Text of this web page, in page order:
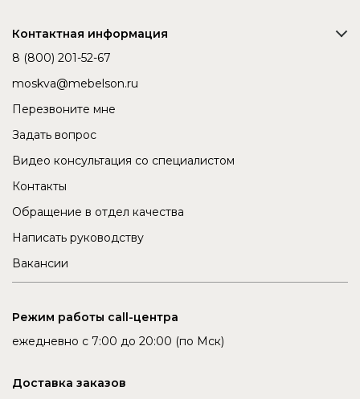
Контактная информация
8 (800) 201-52-67
moskva@mebelson.ru
Перезвоните мне
Задать вопрос
Видео консультация со специалистом
Контакты
Обращение в отдел качества
Написать руководству
Вакансии
Режим работы call-центра
ежедневно с 7:00 до 20:00 (по Мск)
Доставка заказов